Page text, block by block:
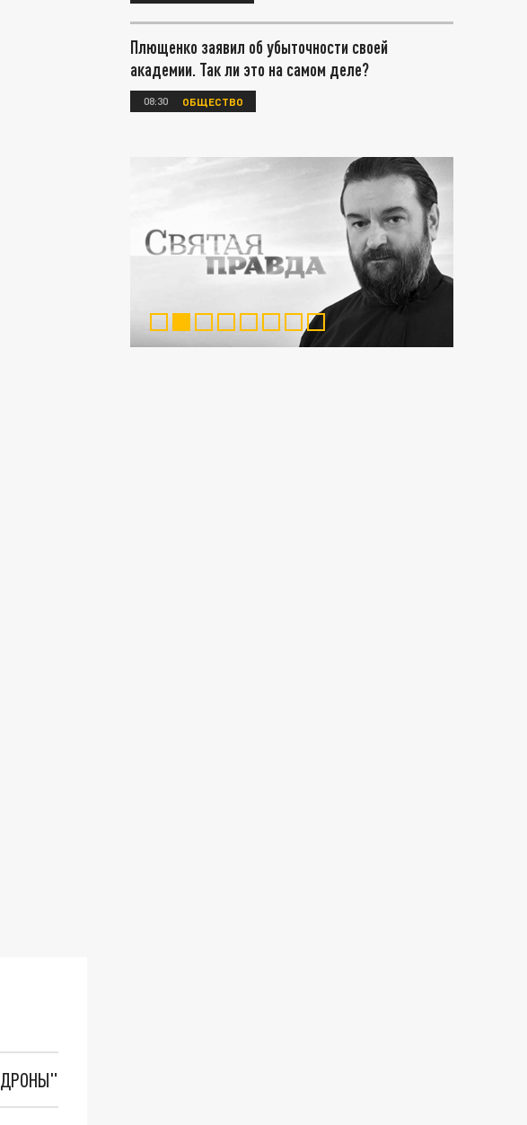
ДРОНЫ"
Плющенко заявил об убыточности своей
академии. Так ли это на самом деле?
08:30 ОБЩЕСТВО